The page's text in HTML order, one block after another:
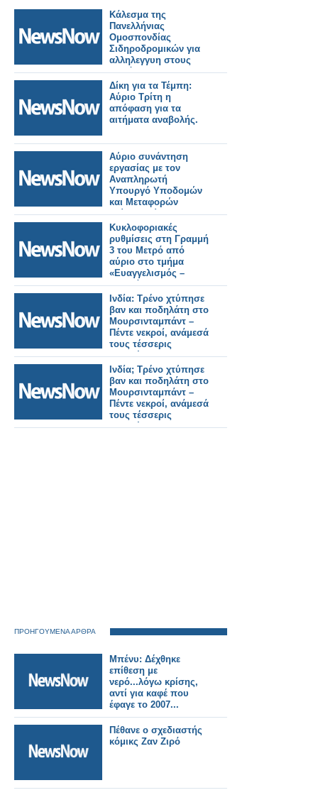
Κάλεσμα της
Πανελλήνιας
Ομοσπονδίας
Σιδηροδρομικών για
αλληλεγγυη στους
πυρόπληκτους της
Δυτικής Αττικής.
Δίκη για τα Τέμπη:
Αύριο Τρίτη η
απόφαση για τα
αιτήματα αναβολής.
Αύριο συνάντηση
εργασίας με τον
Αναπληρωτή
Υπουργό Υποδομών
και Μεταφορών
Γιώργο Κώτσηρα θα
έχει ο Κωνσταντίνος
Γκιουλέκας.
Κυκλοφοριακές
ρυθμίσεις στη Γραμμή
3 του Μετρό από
αύριο στο τμήμα
«Ευαγγελισμός –
Κατεχάκη» – Ποιοι
σταθμοί θα κλείνουν
στις 21:40.
Ινδία: Τρένο χτύπησε
βαν και ποδηλάτη στο
Μουρσινταμπάντ –
Πέντε νεκροί, ανάμεσά
τους τέσσερις
μαθητές.
Ινδία; Τρένο χτύπησε
βαν και ποδηλάτη στο
Μουρσινταμπάντ –
Πέντε νεκροί, ανάμεσά
τους τέσσερις
μαθητές.
ΠΡΟΗΓΟΥΜΕΝΑ ΑΡΘΡΑ
Μπένυ: Δέχθηκε
επίθεση με
νερό...λόγω κρίσης,
αντί για καφέ που
έφαγε το 2007...
Πέθανε ο σχεδιαστής
κόμικς Ζαν Ζιρό